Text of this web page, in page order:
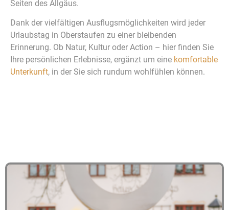
Seiten des Allgäus.
Dank der vielfältigen Ausflugsmöglichkeiten wird jeder
Urlaubstag in Oberstaufen zu einer bleibenden
Erinnerung. Ob Natur, Kultur oder Action – hier finden Sie
Ihre persönlichen Erlebnisse, ergänzt um eine komfortable
Unterkunft, in der Sie sich rundum wohlfühlen können.